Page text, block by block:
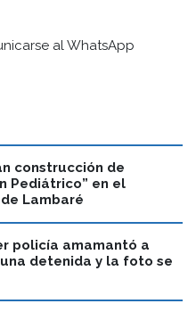
al WhatsApp
construcción de
Pediátrico” en el
Lambaré
policía amamantó a
detenida y la foto se